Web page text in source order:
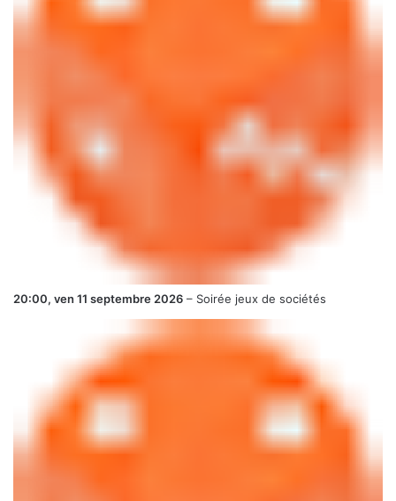
20:00, ven 11 septembre 2026 – Soirée jeux de sociétés